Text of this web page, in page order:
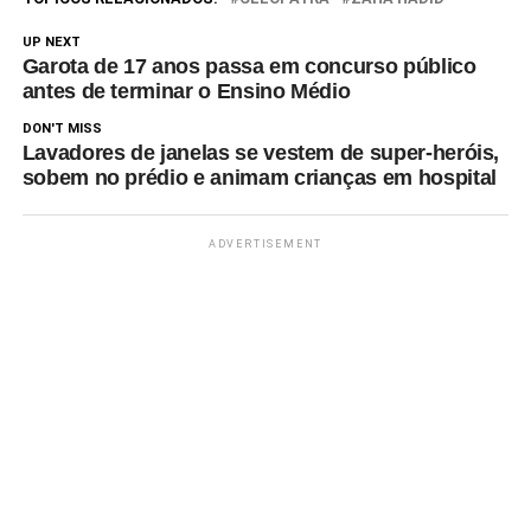
UP NEXT
Garota de 17 anos passa em concurso público
antes de terminar o Ensino Médio
DON'T MISS
Lavadores de janelas se vestem de super-heróis,
sobem no prédio e animam crianças em hospital
ADVERTISEMENT